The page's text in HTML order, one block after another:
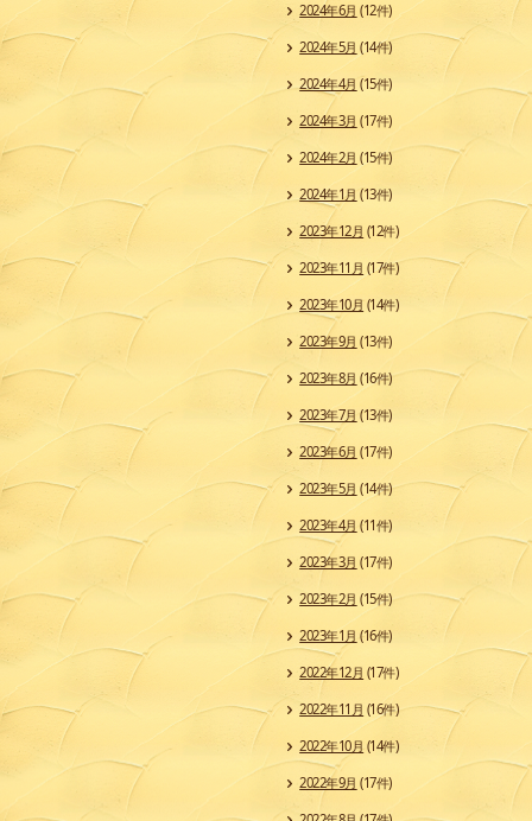
2024年6月 (12件)
2024年5月 (14件)
2024年4月 (15件)
2024年3月 (17件)
2024年2月 (15件)
2024年1月 (13件)
2023年12月 (12件)
2023年11月 (17件)
2023年10月 (14件)
2023年9月 (13件)
2023年8月 (16件)
2023年7月 (13件)
2023年6月 (17件)
2023年5月 (14件)
2023年4月 (11件)
2023年3月 (17件)
2023年2月 (15件)
2023年1月 (16件)
2022年12月 (17件)
2022年11月 (16件)
2022年10月 (14件)
2022年9月 (17件)